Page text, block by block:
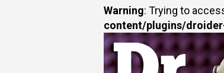
Warning: Trying to
content/plugins/